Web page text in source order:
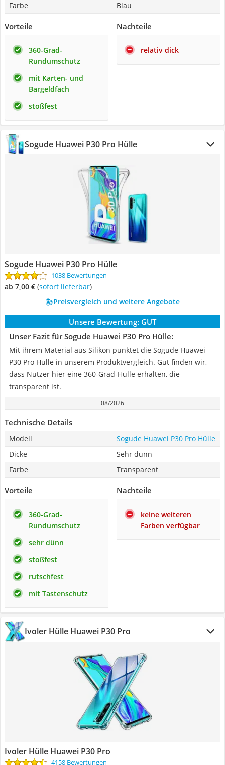
Farbe
Blau
Vorteile
360-Grad-
Rundumschutz
mit Karten- und
Bargeldfach
stoßfest
Nachteile
relativ dick
Sogude Huawei P30 Pro Hülle
Sogude Huawei P30 Pro Hülle
1038 Bewertungen
ab 7,00 € ( Sofort lieferbar)
Preisvergleich und weitere Angebote
Unsere Bewertung: GUT
Unser Fazit für Sogude Huawei P30 Pro Hülle:
Mit ihrem Material aus Silikon punktet die Sogude Huawei
P30 Pro Hülle in unserem Produktvergleich. Gut finden wir,
dass Nutzer hier eine 360-Grad-Hülle erhalten, die
transparent ist.
08/2026
Technische Details
Modell
Sogude Huawei P30 Pro Hülle
Dicke
Sehr dünn
Farbe
Transparent
Vorteile
360-Grad-
Rundumschutz
sehr dünn
stoßfest
rutschfest
mit Tastenschutz
Nachteile
keine weiteren
Farben verfügbar
Ivoler Hülle Huawei P30 Pro
Ivoler Hülle Huawei P30 Pro
4158 Bewertungen